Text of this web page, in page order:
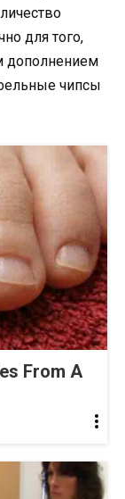
для того,
дополнением
чипсы
From A